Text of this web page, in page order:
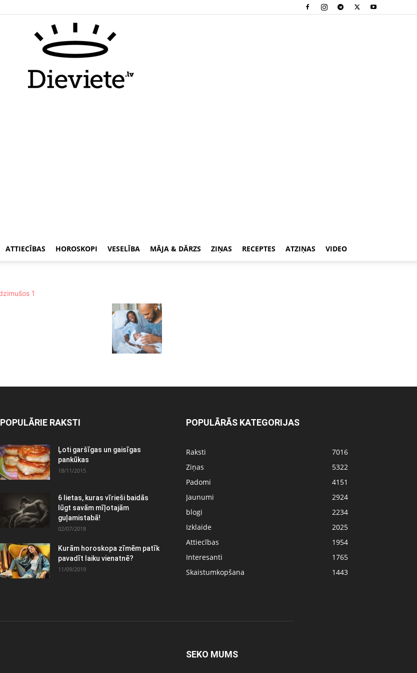
ATTIECĪBAS HOROSKOPI VESELĪBA MĀJA & DĀRZS ZIŅAS RECEPTES ATZIŅAS VIDEO
POPULĀRIE RAKSTI
Ļoti garšīgas un gaisīgas
pankūkas
18/11/2015
6 lietas, kuras vīrieši baidās
lūgt savām mīļotajām
guļamistabā!
02/07/2018
Kurām horoskopa zīmēm patīk
pavadīt laiku vienatnē?
11/09/2019
POPULĀRĀS KATEGORIJAS
Raksti
7016
Ziņas
5322
Padomi
4151
Jaunumi
2924
blogi
2234
Izklaide
2025
Attiecības
1954
Interesanti
1765
Skaistumkopšana
1443
SEKO MUMS